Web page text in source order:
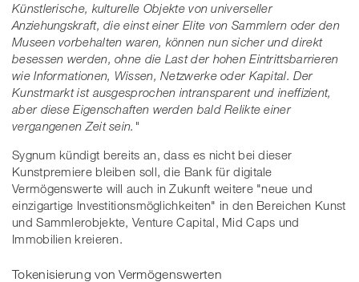
Künstlerische, kulturelle Objekte von universeller
Anziehungskraft, die einst einer Elite von Sammlern oder den
Museen vorbehalten waren, können nun sicher und direkt
besessen werden, ohne die Last der hohen Eintrittsbarrieren
wie Informationen, Wissen, Netzwerke oder Kapital. Der
Kunstmarkt ist ausgesprochen intransparent und ineffizient,
aber diese Eigenschaften werden bald Relikte einer
vergangenen Zeit sein."
Sygnum kündigt bereits an, dass es nicht bei dieser
Kunstpremiere bleiben soll, die Bank für digitale
Vermögenswerte will auch in Zukunft weitere "neue und
einzigartige Investitionsmöglichkeiten" in den Bereichen Kunst
und Sammlerobjekte, Venture Capital, Mid Caps und
Immobilien kreieren.
Tokenisierung von Vermögenswerten